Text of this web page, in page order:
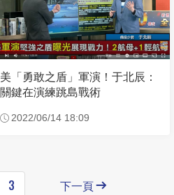
美「勇敢之盾」軍演！于北辰：
關鍵在演練跳島戰術
2022/06/14 18:09
3 下一頁